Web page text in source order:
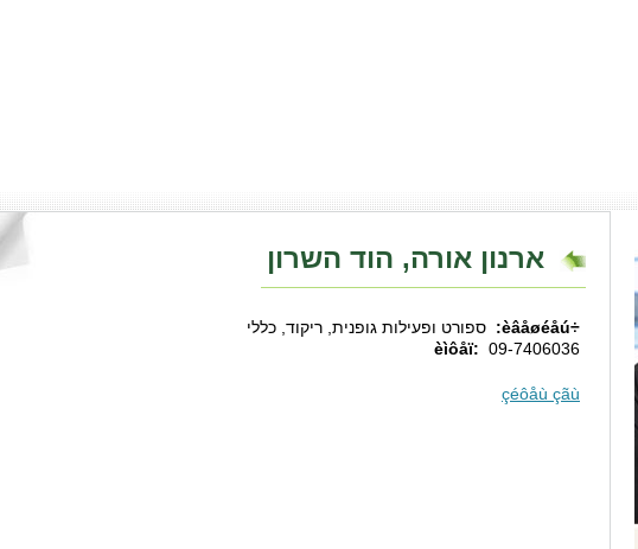
ארנון אורה, הוד השרון
÷èâåøéåú:
ספורט ופעילות גופנית, ריקוד, כללי
èìôåï: 09-7406036
çéôåù çãù